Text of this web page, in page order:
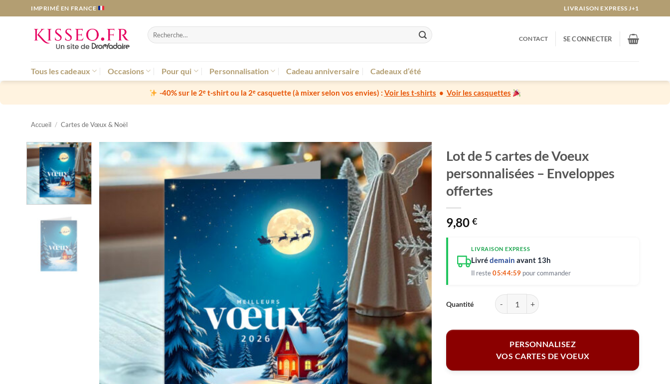
au
IMPRIMÉ EN FRANCE LIVRAISON EXPRESS J+1
Recherche
pour :
CONTACT SE CONNECTER
Tous les cadeaux Occasions Pour qui Personnalisation Cadeau anniversaire Cadeaux d’été
-40% sur le 2ᵉ t-shirt ou la 2ᵉ casquette(à mixer selon vos envies) : Voir les t-shirts • Voir les casquettes
Accueil / Cartes de Vœux & Noël
Lot de 5 cartes de Voeux
personnalisées – Enveloppes
offertes
9,80€
LIVRAISON EXPRESS
Livrédemain avant 13h
Il reste05:44:58 pour commander
quantité de Lot de 5 cartes de Voeux personnalisées - Enveloppes
PERSONNALISEZ
VOS CARTES DE VOEUX